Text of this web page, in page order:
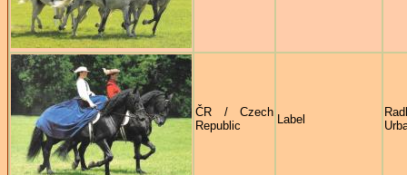
ČR / Czech
Republic
Label